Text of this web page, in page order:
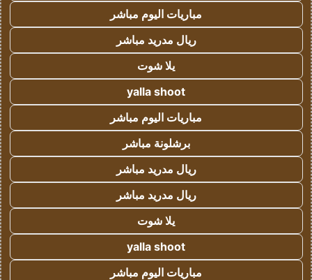
مباريات اليوم مباشر
ريال مدريد مباشر
يلا شوت
yalla shoot
مباريات اليوم مباشر
برشلونة مباشر
ريال مدريد مباشر
ريال مدريد مباشر
يلا شوت
yalla shoot
مباريات اليوم مباشر